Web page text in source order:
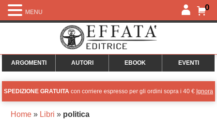
0
ARGOMENTI AUTORI EBOOK EVENTI
SPEDIZIONE GRATUITA con corriere espresso per gli ordini sopra i 40 € Ignora
Home» Libri » politica
MENU